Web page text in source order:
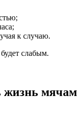
к случаю.
слабым.
жизнь мячам